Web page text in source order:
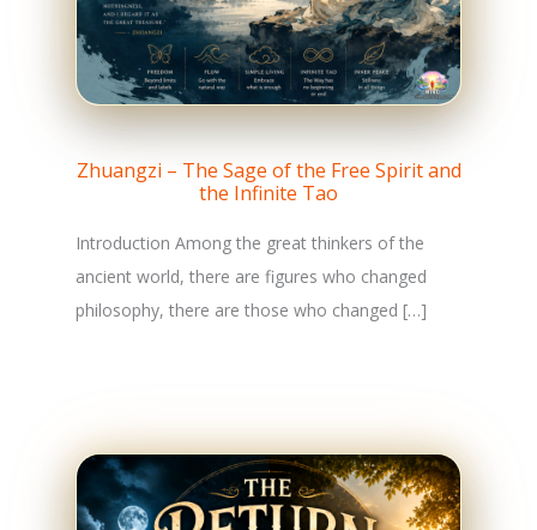
Zhuangzi – The Sage of the Free Spirit and
the Infinite Tao
Introduction Among the great thinkers of the
ancient world, there are figures who changed
philosophy, there are those who changed […]